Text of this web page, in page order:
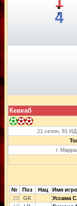
:
4
Кевкаб
21 сезон, 91
г.
№ Поз Нац Имя
23
GK Уссама